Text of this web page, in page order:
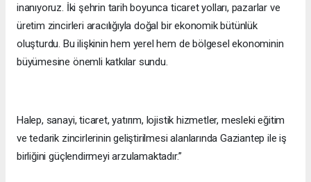
inanıyoruz. İki şehrin tarih boyunca ticaret yolları, pazarlar ve
üretim zincirleri aracılığıyla doğal bir ekonomik bütünlük
oluşturdu. Bu ilişkinin hem yerel hem de bölgesel ekonominin
büyümesine önemli katkılar sundu.
Halep, sanayi, ticaret, yatırım, lojistik hizmetler, mesleki eğitim
ve tedarik zincirlerinin geliştirilmesi alanlarında Gaziantep ile iş
birliğini güçlendirmeyi arzulamaktadır.”